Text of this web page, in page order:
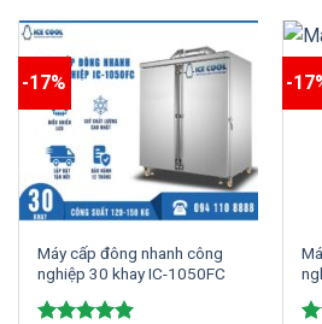
-17%
Máy cấp đông nhanh công
nghiệp 30 khay IC-1050FC
-